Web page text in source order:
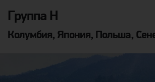
Группа H
Колумбия, Япония, Польша,